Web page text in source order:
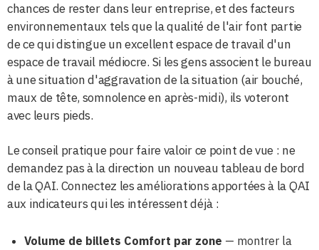
chances de rester dans leur entreprise, et des facteurs
environnementaux tels que la qualité de l'air font partie
de ce qui distingue un excellent espace de travail d'un
espace de travail médiocre. Si les gens associent le bureau
à une situation d'aggravation de la situation (air bouché,
maux de tête, somnolence en après-midi), ils voteront
avec leurs pieds.
Le conseil pratique pour faire valoir ce point de vue : ne
demandez pas à la direction un nouveau tableau de bord
de la QAI. Connectez les améliorations apportées à la QAI
aux indicateurs qui les intéressent déjà :
Volume de billets Comfort par zone — montrer la